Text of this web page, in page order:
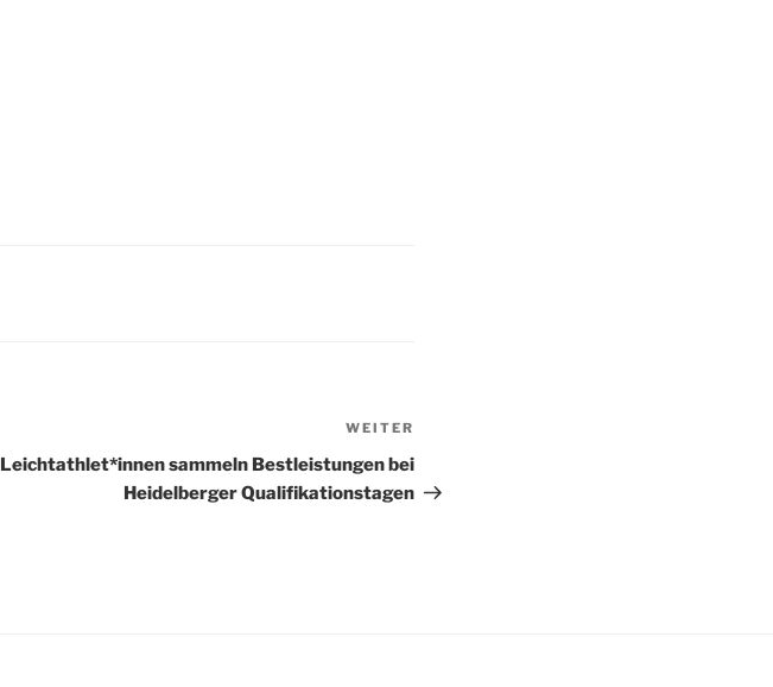
Beitrag
WEITER
Leichtathlet*innen sammeln Bestleistungen bei
Heidelberger Qualifikationstagen